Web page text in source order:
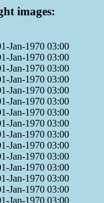
images:
Jan-1970 03:00
Jan-1970 03:00
Jan-1970 03:00
Jan-1970 03:00
Jan-1970 03:00
Jan-1970 03:00
Jan-1970 03:00
Jan-1970 03:00
Jan-1970 03:00
Jan-1970 03:00
Jan-1970 03:00
Jan-1970 03:00
Jan-1970 03:00
Jan-1970 03:00
Jan-1970 03:00